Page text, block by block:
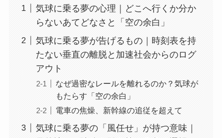
気球に乗る夢の心理｜どこへ行くか分か
らないあてどなさと「空の余白」
気球に乗る夢が告げるもの｜時刻表を持
たない垂直の離脱と加速社会からのログ
アウト
なぜ過密なレールを離れるのか？気球が
もたらす「空の余白」
電車の焦燥、新幹線の追従を超えて
気球に乗る夢の「風任せ」が持つ意味｜